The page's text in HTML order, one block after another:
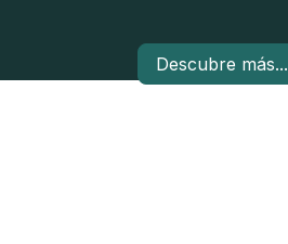
Descubre más...​